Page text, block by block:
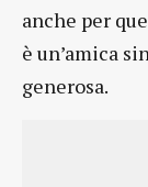
anche per
è un’amica
generosa.